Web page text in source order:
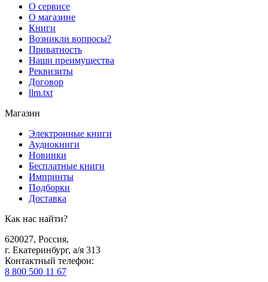
О сервисе
О магазине
Книги
Возникли вопросы?
Приватность
Наши преимущества
Реквизиты
Договор
llm.txt
Магазин
Электронные книги
Аудиокниги
Новинки
Бесплатные книги
Импринты
Подборки
Доставка
Как нас найти?
620027, Россия,
г. Екатеринбург, а/я 313
Контактный телефон:
8 800 500 11 67